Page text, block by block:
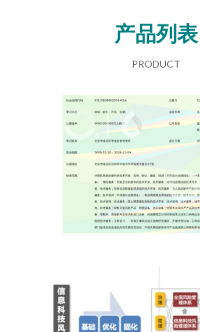
产品列表
PRODUCT